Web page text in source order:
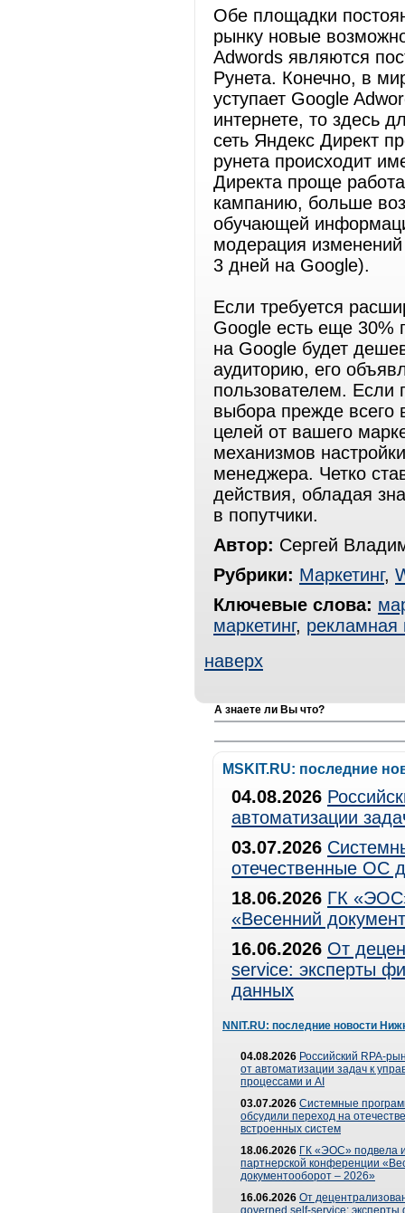
Обе площадки
рынку новые
Adwords являются
Рунета. Конечно, в
уступает Google
интернете, то здесь
сеть Яндекс Директ
рунета происходит
Директа проще
кампанию, больше
обучающей
модерация
3 дней на Google).
Если требуется
Google есть еще 30%
на Google будет
аудиторию, его
пользователем. Если
выбора прежде всего
целей от вашего
механизмов
менеджера. Четко
действия, обладая
в попутчики.
Автор: Сергей
Рубрики: Маркетинг,
Ключевые слова:
маркетинг, рекламная
наверх
А знаете ли Вы что?
MSKIT.RU: последние
04.08.2026
автоматизации
03.07.2026
отечественные ОС
18.06.2026 ГК
«Весенний
16.06.2026 От
service: эксперты
данных
NNIT.RU: последние новости
04.08.2026 Российский RPA-
от автоматизации задач к
процессами и AI
03.07.2026 Системные
обсудили переход на
встроенных систем
18.06.2026 ГК «ЭОС» подвела
партнерской конференции
документооборот – 2026»
16.06.2026 От
governed self-service: эксперты